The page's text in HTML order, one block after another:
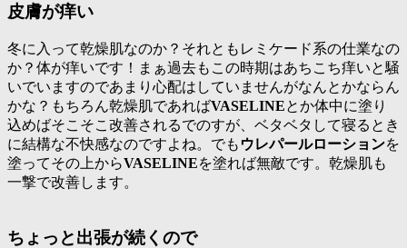
皮膚が痒い
冬に入って乾燥肌なのか？それともレミケード系の仕業なの
か？体が痒いです！まぁ過去もこの時期はあちこち痒いと騒
いでいますのであまり心配はしていませんがなんとかならん
かな？もちろん乾燥肌であればVASELINEとか体中に塗り
込めばそこそこ改善されるでのすが、ベタベタして寝るとき
に結構な不快感なのですよね。でも ウレパールローションを
塗ってその上からVASELINEを塗れば無敵です。乾燥肌も
一撃で改善します。
ちょっと出張が続くので